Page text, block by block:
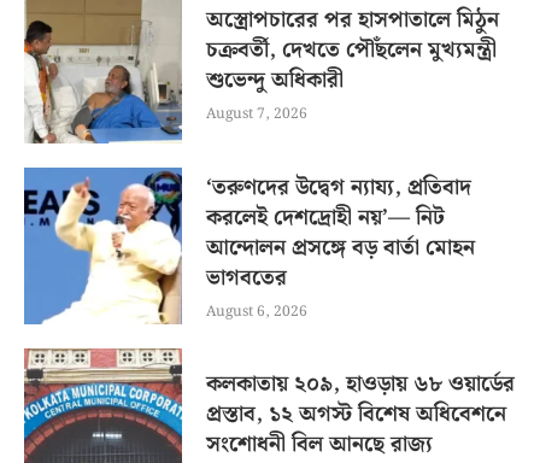
অস্ত্রোপচারের পর হাসপাতালে মিঠুন
চক্রবর্তী, দেখতে পৌঁছলেন মুখ্যমন্ত্রী
শুভেন্দু অধিকারী
August 7, 2026
‘তরুণদের উদ্বেগ ন্যায্য, প্রতিবাদ
করলেই দেশদ্রোহী নয়’— নিট
আন্দোলন প্রসঙ্গে বড় বার্তা মোহন
ভাগবতের
August 6, 2026
কলকাতায় ২০৯, হাওড়ায় ৬৮ ওয়ার্ডের
প্রস্তাব, ১২ অগস্ট বিশেষ অধিবেশনে
সংশোধনী বিল আনছে রাজ্য